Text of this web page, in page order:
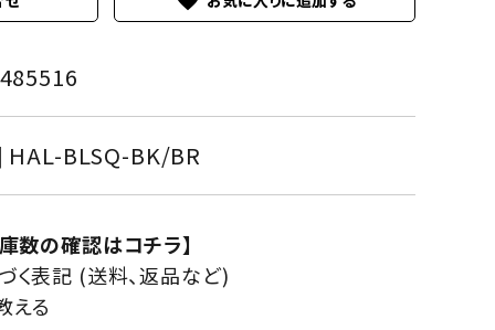
BLSQ-BK/BR
数の確認はコチラ】
表記 (送料、返品など)
える